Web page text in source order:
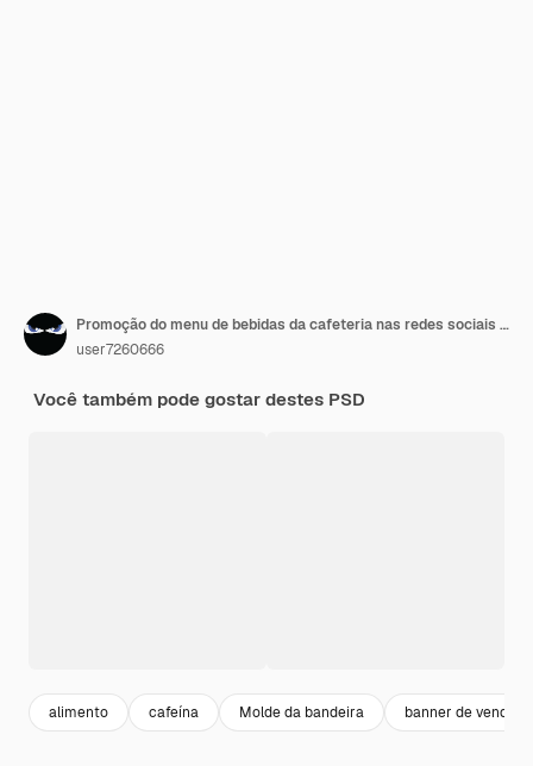
Promoção do menu de bebidas da cafeteria nas redes sociais Modelo de pós-banner do Instagram
user7260666
Você também pode gostar destes PSD
alimento cafeína Molde da bandeira banner de venda